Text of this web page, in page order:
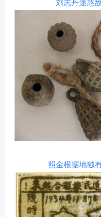
刘志丹迷惑
照金根据地独